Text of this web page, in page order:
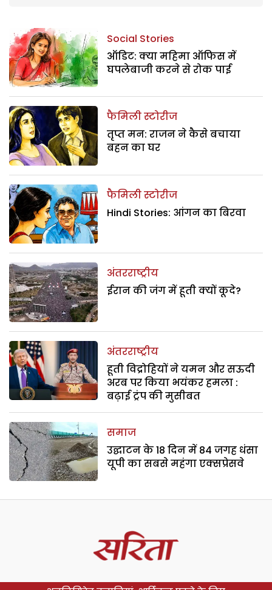
Social Stories
ऑडिट: क्या महिमा ऑफिस में
घपलेबाजी करने से रोक पाई
फैमिली स्टोरीज
तृप्त मन: राजन ने कैसे बचाया
बहन का घर
फैमिली स्टोरीज
Hindi Stories: आंगन का बिरवा
अंतरराष्ट्रीय
ईरान की जंग में हूती क्यों कूदे?
अंतरराष्ट्रीय
हूती विद्रोहियों ने यमन और सऊदी
अरब पर किया भयंकर हमला :
बढ़ाई ट्रंप की मुसीबत
समाज
उद्घाटन के 18 दिन में 84 जगह धंसा
यूपी का सबसे महंगा एक्सप्रेसवे